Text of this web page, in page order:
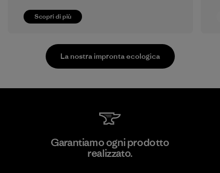
Scopri di più
PrimaLoft, Inc.
La nostra impronta ecologica
Garantiamo ogni prodotto
realizzato.